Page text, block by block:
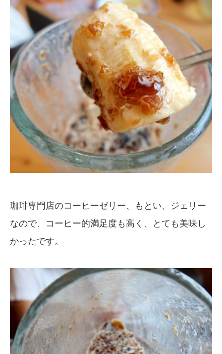
珈琲専門店のコーヒーゼリー、もとい、ジェリー
なので、コーヒー的満足度も高く、とても美味し
かったです。